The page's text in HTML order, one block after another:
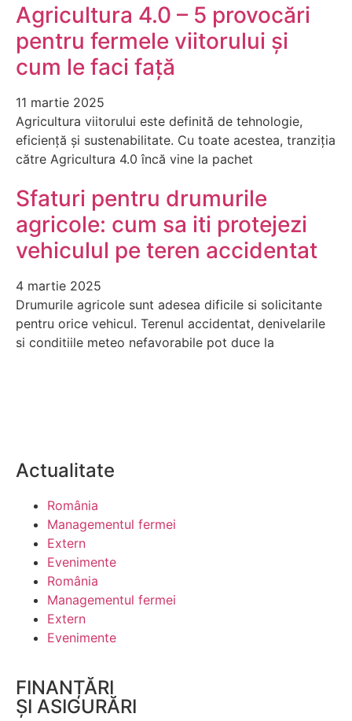
Agricultura 4.0 – 5 provocări
pentru fermele viitorului și
cum le faci față
11 martie 2025
Agricultura viitorului este definită de tehnologie,
eficiență și sustenabilitate. Cu toate acestea, tranziția
către Agricultura 4.0 încă vine la pachet
Sfaturi pentru drumurile
agricole: cum sa iti protejezi
vehiculul pe teren accidentat
4 martie 2025
Drumurile agricole sunt adesea dificile si solicitante
pentru orice vehicul. Terenul accidentat, denivelarile
si conditiile meteo nefavorabile pot duce la
Actualitate
România
Managementul fermei
Extern
Evenimente
România
Managementul fermei
Extern
Evenimente
FINANȚĂRI
ȘI ASIGURĂRI